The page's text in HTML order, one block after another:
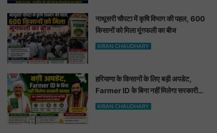
नाथूसरी चौपटा में कृषि विभाग की पहल, 600
किसानों को मिला मूंगफली का बीज
KIRAN CHAUDHARY
हरियाणा के किसानों के लिए बड़ी अपडेट,
Farmer ID के बिना नहीं मिलेगा सरकारी
फायदा
KIRAN CHAUDHARY